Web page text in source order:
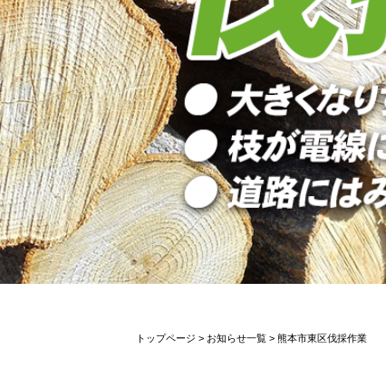
トップページ > お知らせ一覧 > 熊本市東区伐採作業